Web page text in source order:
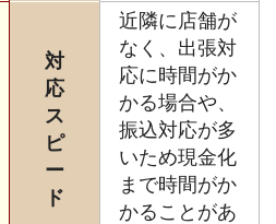
対
応
ス
ピ
ー
ド
近隣に店舗が
なく、出張対
応に時間がか
かる場合や、
振込対応が多
いため現金化
まで時間がか
かることがあ